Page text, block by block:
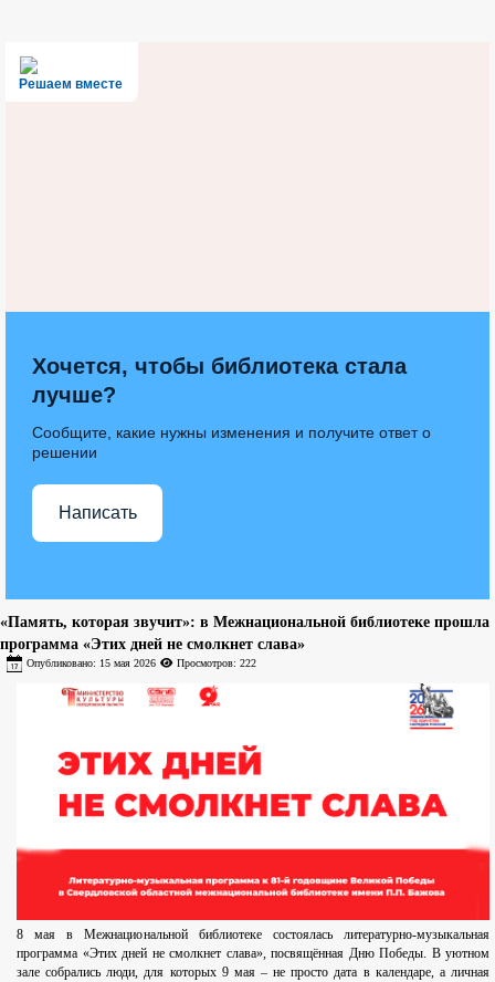
Решаем вместе
Хочется, чтобы библиотека стала
лучше?
Сообщите, какие нужны изменения и получите ответ о
решении
Написать
«Память, которая звучит»: в Межнациональной библиотеке прошла
программа «Этих дней не смолкнет слава»
Опубликовано: 15 мая 2026 Просмотров: 222
8 мая в Межнациональной библиотеке состоялась литературно-музыкальная
программа «Этих дней не смолкнет слава», посвящённая Дню Победы. В уютном
зале собрались люди, для которых 9 мая – не просто дата в календаре, а личная